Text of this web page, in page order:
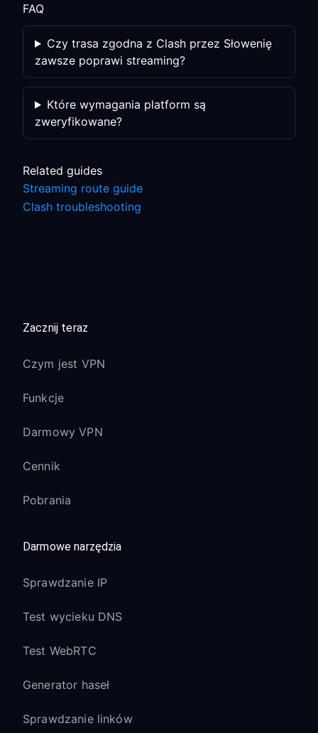
FAQ
Czy trasa zgodna z Clash przez Słowenię
zawsze poprawi streaming?
Które wymagania platform są
zweryfikowane?
Related guides
Streaming route guide
Clash troubleshooting
Zacznij teraz
Czym jest VPN
Funkcje
Darmowy VPN
Cennik
Pobrania
Darmowe narzędzia
Sprawdzanie IP
Test wycieku DNS
Test WebRTC
Generator haseł
Sprawdzanie linków